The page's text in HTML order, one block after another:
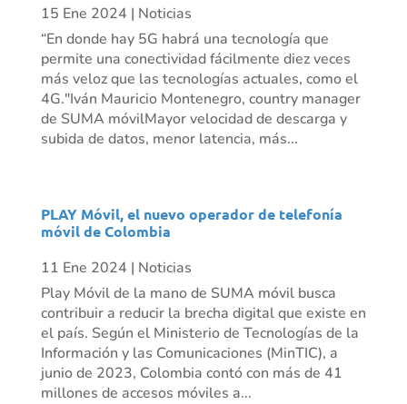
15 Ene 2024 | Noticias
“En donde hay 5G habrá una tecnología que
permite una conectividad fácilmente diez veces
más veloz que las tecnologías actuales, como el
4G."Iván Mauricio Montenegro, country manager
de SUMA móvilMayor velocidad de descarga y
subida de datos, menor latencia, más...
PLAY Móvil, el nuevo operador de telefonía
móvil de Colombia
11 Ene 2024 | Noticias
Play Móvil de la mano de SUMA móvil busca
contribuir a reducir la brecha digital que existe en
el país. Según el Ministerio de Tecnologías de la
Información y las Comunicaciones (MinTIC), a
junio de 2023, Colombia contó con más de 41
millones de accesos móviles a...